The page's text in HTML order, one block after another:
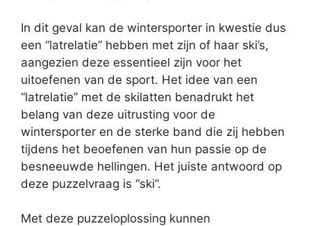
In dit geval kan de wintersporter in kwestie dus
een “latrelatie” hebben met zijn of haar ski’s,
aangezien deze essentieel zijn voor het
uitoefenen van de sport. Het idee van een
“latrelatie” met de skilatten benadrukt het
belang van deze uitrusting voor de
wintersporter en de sterke band die zij hebben
tijdens het beoefenen van hun passie op de
besneeuwde hellingen. Het juiste antwoord op
deze puzzelvraag is “ski”.
Met deze puzzeloplossing kunnen